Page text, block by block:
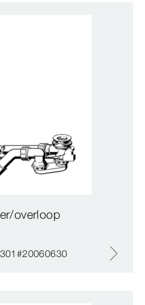
overloop